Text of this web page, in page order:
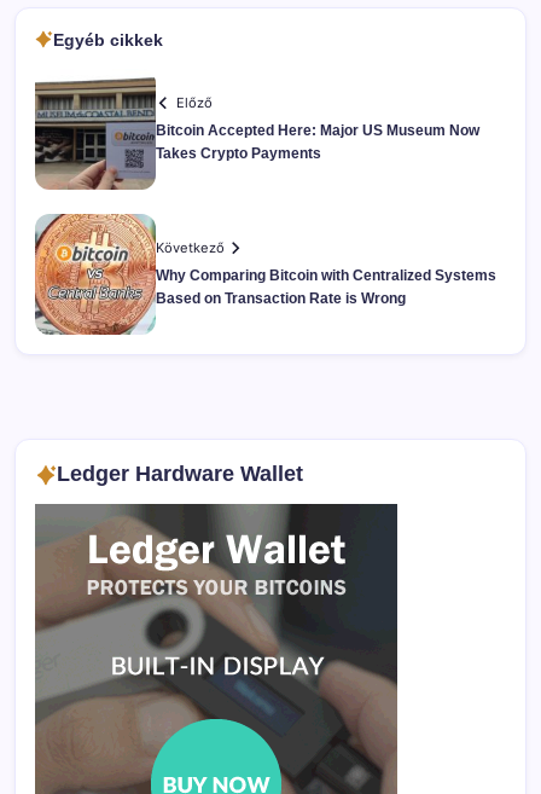
Egyéb cikkek
Előző
Bitcoin Accepted Here: Major US Museum Now
Takes Crypto Payments
Következő
Why Comparing Bitcoin with Centralized Systems
Based on Transaction Rate is Wrong
Ledger Hardware Wallet